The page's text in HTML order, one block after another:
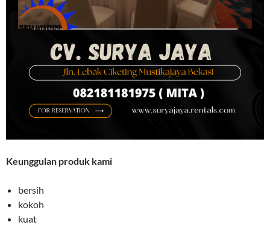
Keunggulan produk kami
bersih
kokoh
kuat